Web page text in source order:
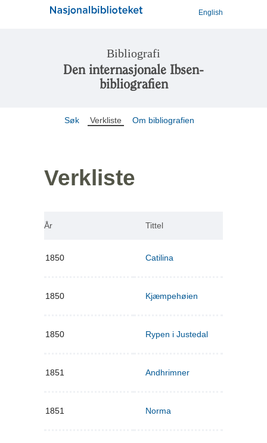
English
Bibliografi
Den internasjonale Ibsen-
bibliografien
Søk Verkliste Om bibliografien
Verkliste
År Tittel
1850 Catilina
1850 Kjæmpehøien
1850 Rypen i Justedal
1851 Andhrimner
1851 Norma